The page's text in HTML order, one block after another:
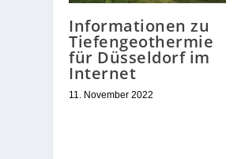
Informationen zu
Tiefengeothermie
für Düsseldorf im
Internet
11. November 2022